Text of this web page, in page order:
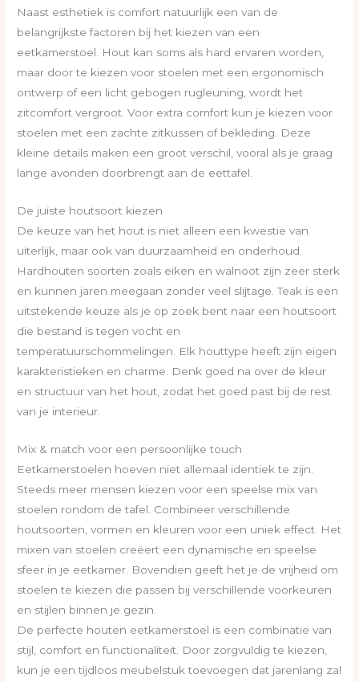
Naast esthetiek is comfort natuurlijk een van de
belangrijkste factoren bij het kiezen van een
eetkamerstoel. Hout kan soms als hard ervaren worden,
maar door te kiezen voor stoelen met een ergonomisch
ontwerp of een licht gebogen rugleuning, wordt het
zitcomfort vergroot. Voor extra comfort kun je kiezen voor
stoelen met een zachte zitkussen of bekleding. Deze
kleine details maken een groot verschil, vooral als je graag
lange avonden doorbrengt aan de eettafel.
De juiste houtsoort kiezen
De keuze van het hout is niet alleen een kwestie van
uiterlijk, maar ook van duurzaamheid en onderhoud.
Hardhouten soorten zoals eiken en walnoot zijn zeer sterk
en kunnen jaren meegaan zonder veel slijtage. Teak is een
uitstekende keuze als je op zoek bent naar een houtsoort
die bestand is tegen vocht en
temperatuurschommelingen. Elk houttype heeft zijn eigen
karakteristieken en charme. Denk goed na over de kleur
en structuur van het hout, zodat het goed past bij de rest
van je interieur.
Mix & match voor een persoonlijke touch
Eetkamerstoelen hoeven niet allemaal identiek te zijn.
Steeds meer mensen kiezen voor een speelse mix van
stoelen rondom de tafel. Combineer verschillende
houtsoorten, vormen en kleuren voor een uniek effect. Het
mixen van stoelen creëert een dynamische en speelse
sfeer in je eetkamer. Bovendien geeft het je de vrijheid om
stoelen te kiezen die passen bij verschillende voorkeuren
en stijlen binnen je gezin.
De perfecte houten eetkamerstoel is een combinatie van
stijl, comfort en functionaliteit. Door zorgvuldig te kiezen,
kun je een tijdloos meubelstuk toevoegen dat jarenlang zal